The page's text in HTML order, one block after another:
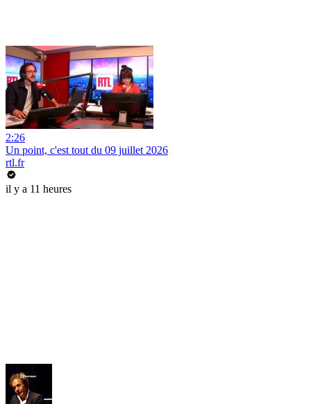
2:26
Un point, c'est tout du 09 juillet 2026
rtl.fr
il y a 11 heures